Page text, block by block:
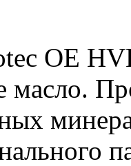
OE
масло.